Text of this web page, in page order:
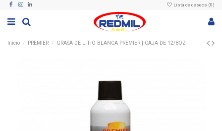
Lista de deseos (0)
Inicio PREMIER GRASA DE LITIO BLANCA PREMIER | CAJA DE 12/8OZ